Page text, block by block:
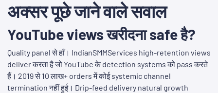
अक्सर पूछे जाने वाले सवाल
YouTube views खरीदना safe है?
Quality panel से हाँ। IndianSMMServices high-retention views
deliver करता है जो YouTube के detection systems को pass करते
हैं। 2019 से 10 लाख+ orders में कोई systemic channel
termination नहीं हुई। Drip-feed delivery natural growth